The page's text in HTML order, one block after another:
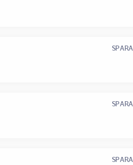
SPARA
SPARA
SPARA